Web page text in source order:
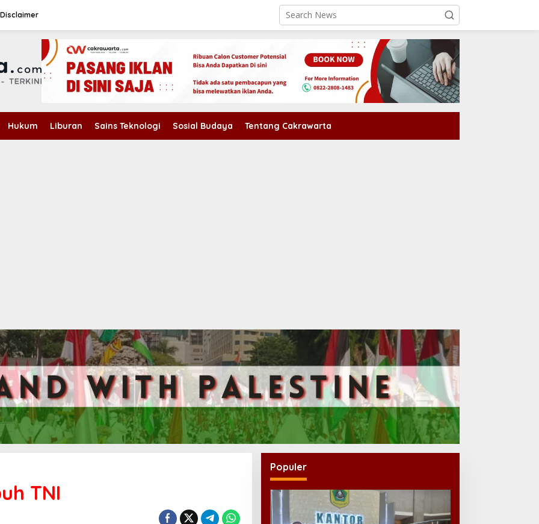
Disclaimer
Hukum Liburan Sains Teknologi Sosial Budaya Tentang Cakrawarta
TNI
Populer